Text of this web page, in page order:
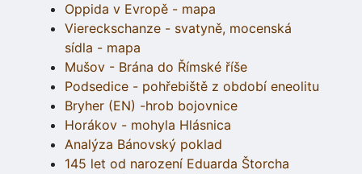
Oppida v Evropě - mapa
Viereckschanze - svatyně, mocenská
sídla - mapa
Mušov - Brána do Římské říše
Podsedice - pohřebiště z období eneolitu
Bryher (EN) -hrob bojovnice
Horákov - mohyla Hlásnica
Analýza Bánovský poklad
145 let od narození Eduarda Štorcha